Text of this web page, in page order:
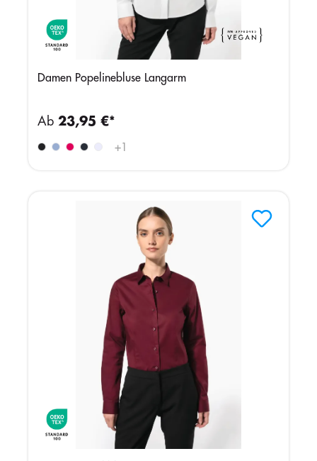
Damen Popelinebluse Langarm
+1
Ab 23,95 €*